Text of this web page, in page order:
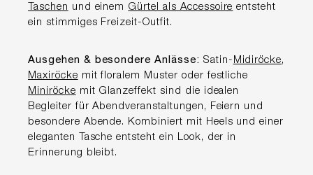
Taschen und einem Gürtel als Accessoire entsteht
ein stimmiges Freizeit-Outfit.
Ausgehen & besondere Anlässe: Satin- Midiröcke,
Maxiröcke mit floralem Muster oder festliche
Miniröcke mit Glanzeffekt sind die idealen
Begleiter für Abendveranstaltungen, Feiern und
besondere Abende. Kombiniert mit Heels und einer
eleganten Tasche entsteht ein Look, der in
Erinnerung bleibt.